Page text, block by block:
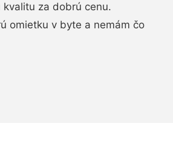
za dobrú cenu.
omietku v byte a nemám čo